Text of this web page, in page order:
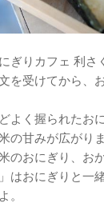
ぎりカフェ 利さ
を受けてから、
よく握られたお
の甘みが広がりま
のおにぎり、お
はおにぎりと一
。